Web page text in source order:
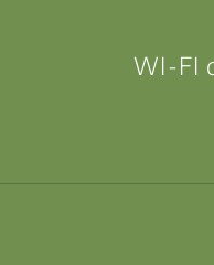
WI-FI